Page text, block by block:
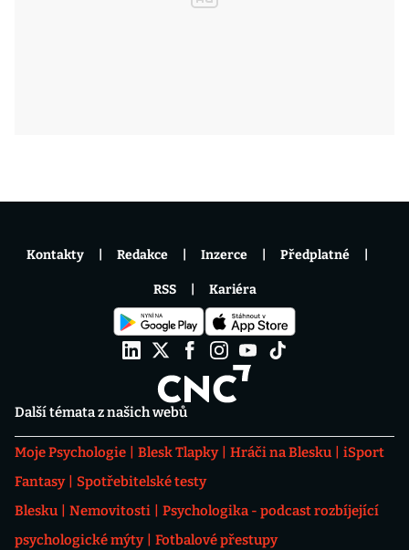
Další témata z našich webů
Moje Psychologie Blesk Tlapky Hráči na Blesku
iSport
Fantasy
Spotřebitelské testy
Blesku
Nemovitosti
Psychologika - podcast rozbíjející
psychologické mýty
Fotbalové přestupy
Kontakty Redakce Inzerce Předplatné
RSS Kariéra